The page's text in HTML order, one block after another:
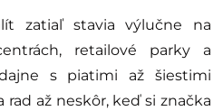
zatiaľ stavia výlučne na
retailové parky a
s piatimi až šiestimi
až neskôr, keď si značka